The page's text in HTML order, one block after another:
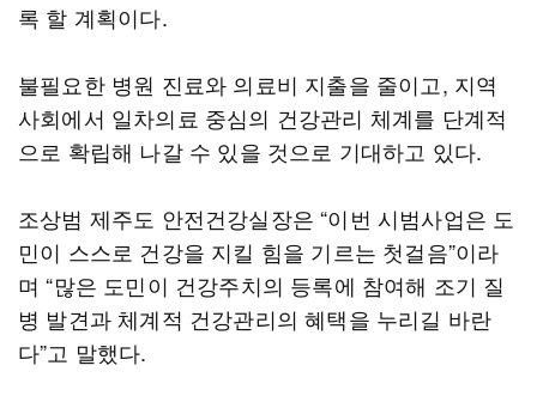
록 할 계획이다.
불필요한 병원 진료와 의료비 지출을 줄이고, 지역
사회에서 일차의료 중심의 건강관리 체계를 단계적
으로 확립해 나갈 수 있을 것으로 기대하고 있다.
조상범 제주도 안전건강실장은 “이번 시범사업은 도
민이 스스로 건강을 지킬 힘을 기르는 첫걸음”이라
며 “많은 도민이 건강주치의 등록에 참여해 조기 질
병 발견과 체계적 건강관리의 혜택을 누리길 바란
다”고 말했다.